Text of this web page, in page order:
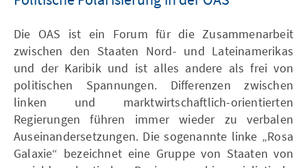
Die OAS ist ein Forum für die Zusammenarbeit
zwischen den Staaten Nord- und Lateinamerikas
und der Karibik und ist alles andere als frei von
politischen Spannungen. Differenzen zwischen
linken und marktwirtschaftlich-orientierten
Regierungen führen immer wieder zu verbalen
Auseinandersetzungen. Die sogenannte linke „Rosa
Galaxie“ bezeichnet eine Gruppe von Staaten von